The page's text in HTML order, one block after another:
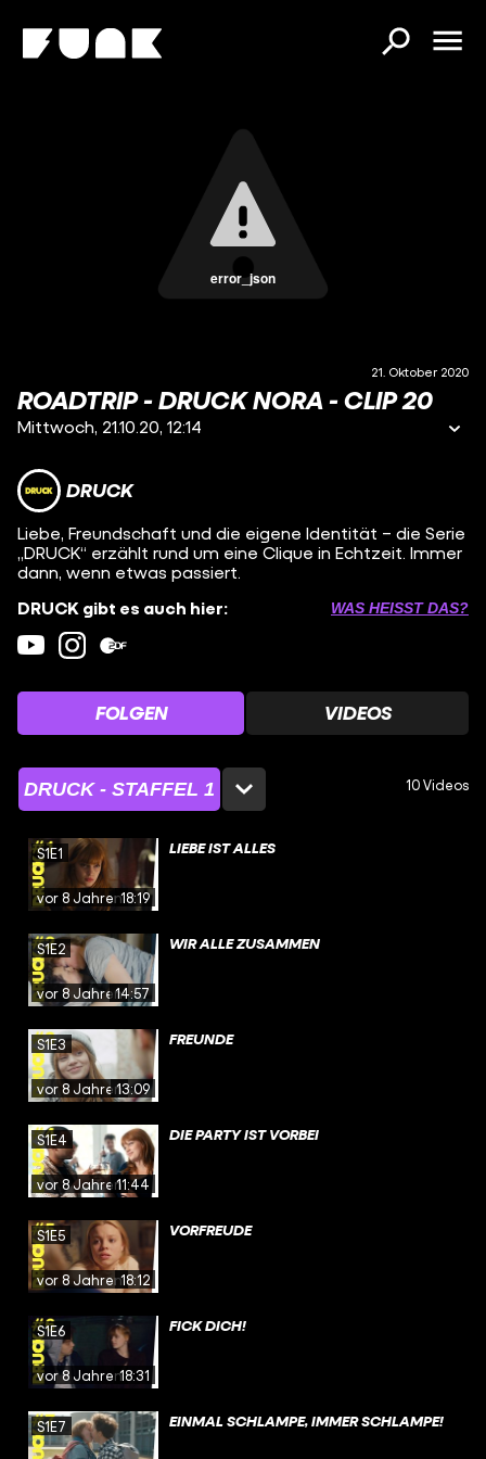
error_json
21. Oktober 2020
ROADTRIP - DRUCK NORA - CLIP 20
Mittwoch, 21.10.20, 12:14
DRUCK
Liebe, Freundschaft und die eigene Identität – die Serie
„DRUCK“ erzählt rund um eine Clique in Echtzeit. Immer
dann, wenn etwas passiert.
DRUCK gibt es auch hier:
WAS HEISST DAS?
FOLGEN VIDEOS
DRUCK - STAFFEL 1 10 Videos
vor 8 Jahren18:19
S1E1 LIEBE IST ALLES
vor 8 Jahren14:57
S1E2 WIR ALLE ZUSAMMEN
vor 8 Jahren13:09
S1E3 FREUNDE
vor 8 Jahren11:44
S1E4 DIE PARTY IST VORBEI
vor 8 Jahren18:12
S1E5 VORFREUDE
vor 8 Jahren18:31
S1E6 FICK DICH!
S1E7 EINMAL SCHLAMPE, IMMER SCHLAMPE!